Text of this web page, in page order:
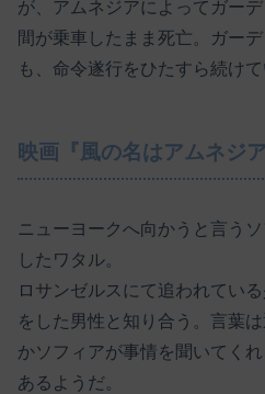
が、アムネジアによってガー
間が乗車したまま死亡。ガー
も、命令遂行をひたすら続けて
映画『風の名はアムネジ
ニューヨークへ向かうと言う
したワタル。
ロサンゼルスにて追われてい
をした男性と知り合う。言葉
かソフィアが事情を聞いてく
あるようだ。